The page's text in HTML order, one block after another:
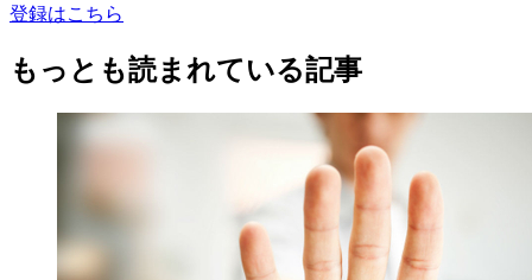
登録はこちら
もっとも読まれている記事